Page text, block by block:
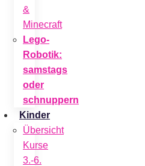
&
Minecraft
Lego-
Robotik:
samstags
oder
schnuppern
Kinder
Übersicht
Kurse
3.-6.